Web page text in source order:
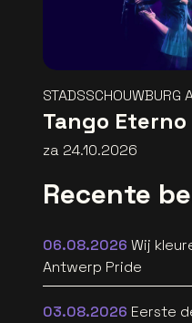
STADSSCHOUWBURG
Tango Eterno
za 24.10.2026
Recente
06.08.2026 Wij
Antwerp Pride
03.08.2026 Eerste